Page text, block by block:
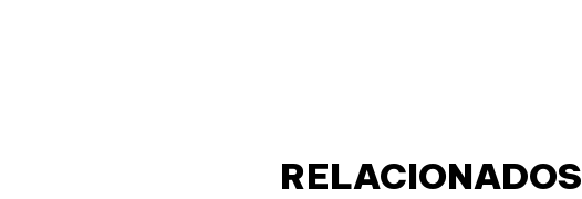
RELACIONADOS